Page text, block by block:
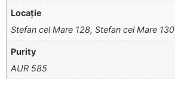
Locație
Stefan cel Mare 128, Stefan cel Mare 130
Purity
AUR 585